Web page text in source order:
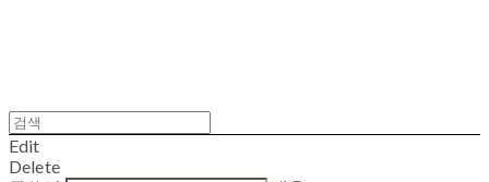
Edit
Delete